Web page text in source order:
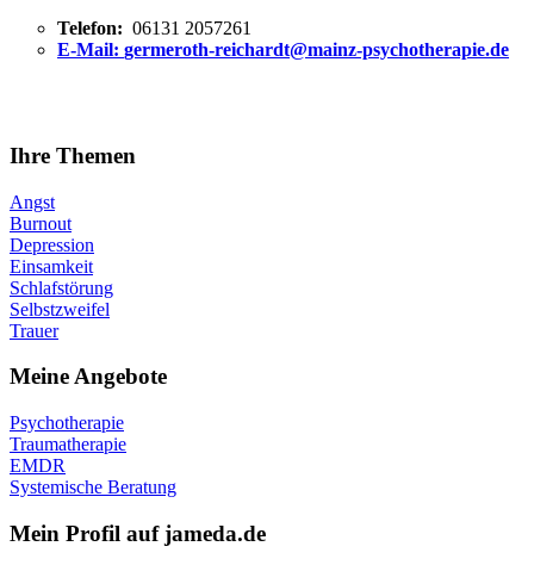
Telefon: 06131 2057261
E-Mail: germeroth-reichardt@mainz-psychotherapie.de
Ihre Themen
Angst
Burnout
Depression
Einsamkeit
Schlafstörung
Selbstzweifel
Trauer
Meine Angebote
Psychotherapie
Traumatherapie
EMDR
Systemische Beratung
Mein Profil auf jameda.de